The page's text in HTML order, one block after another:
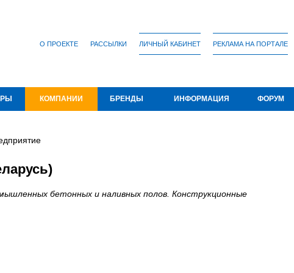
О ПРОЕКТЕ РАССЫЛКИ ЛИЧНЫЙ КАБИНЕТ РЕКЛАМА НА ПОРТАЛЕ
КОМПАНИИ БРЕНДЫ ИНФОРМАЦИЯ ФОРУМ
бетонных и наливных полов. Конструкционные